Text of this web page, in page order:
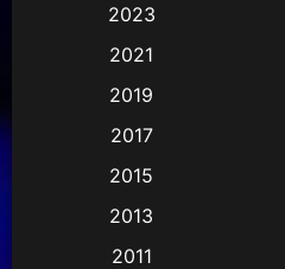
2023
2021
2019
2017
2015
2013
2011